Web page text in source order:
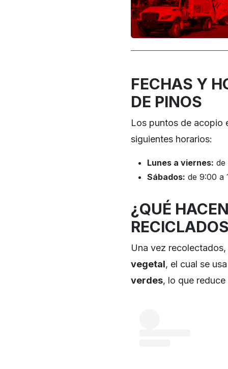
FECHAS Y
DE PINOS
Los puntos de acopio
siguientes horarios:
Lunes a viernes: de
Sábados: de 9:00 a
¿QUÉ
Una vez
vegetal, el cual se
verdes, lo que